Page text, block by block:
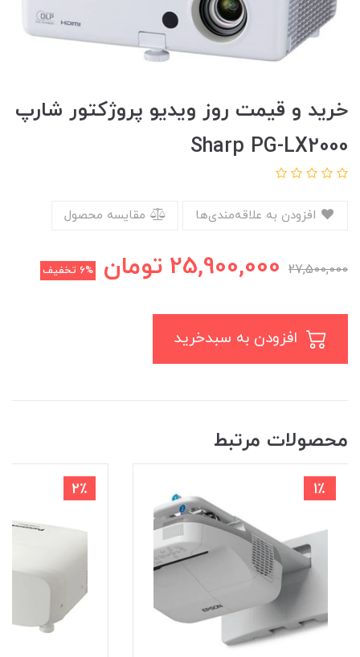
خرید و قیمت روز ویدیو پروژکتور شارپ
Sharp PG-LX2000
مقایسه محصول
27,500,000
25,900,000 تومان 6% تخفیف
محصولات مرتبط
1٪ 2٪